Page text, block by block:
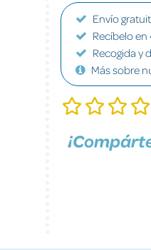
Envío
Recíbelo
Recogida y
Más sobre